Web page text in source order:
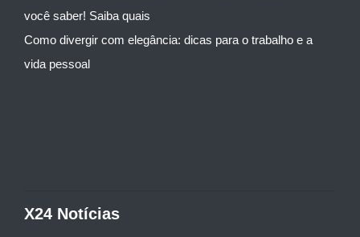
você saber! Saiba quais
Como divergir com elegância: dicas para o trabalho e a
vida pessoal
X24 Notícias